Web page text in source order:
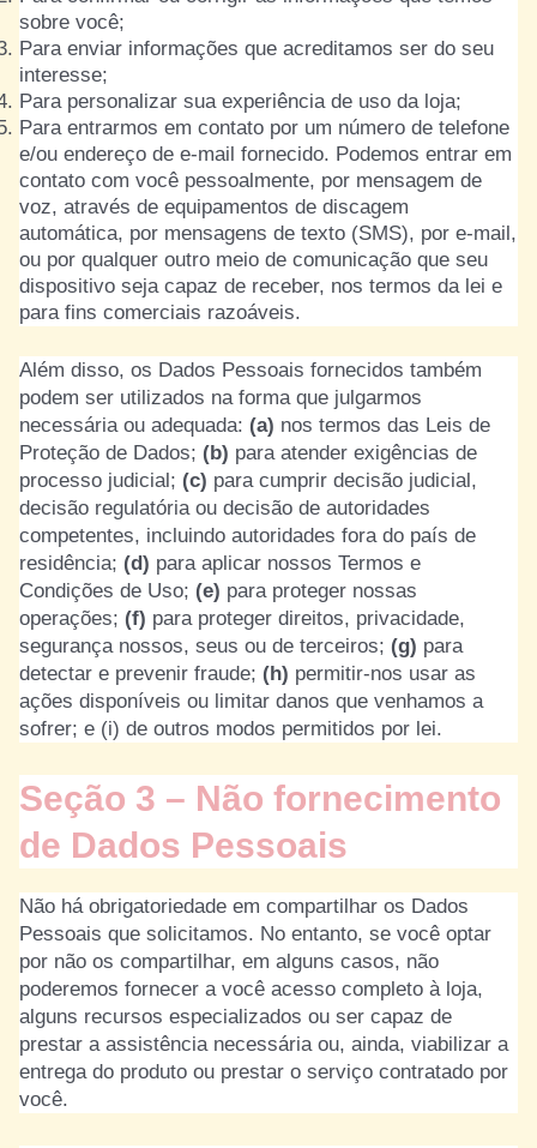
sobre você;
Para enviar informações que acreditamos ser do seu
interesse;
Para personalizar sua experiência de uso da loja;
Para entrarmos em contato por um número de telefone
e/ou endereço de e-mail fornecido. Podemos entrar em
contato com você pessoalmente, por mensagem de
voz, através de equipamentos de discagem
automática, por mensagens de texto (SMS), por e-mail,
ou por qualquer outro meio de comunicação que seu
dispositivo seja capaz de receber, nos termos da lei e
para fins comerciais razoáveis.
Além disso, os Dados Pessoais fornecidos também
podem ser utilizados na forma que julgarmos
necessária ou adequada: (a) nos termos das Leis de
Proteção de Dados; (b) para atender exigências de
processo judicial; (c) para cumprir decisão judicial,
decisão regulatória ou decisão de autoridades
competentes, incluindo autoridades fora do país de
residência; (d) para aplicar nossos Termos e
Condições de Uso; (e) para proteger nossas
operações; (f) para proteger direitos, privacidade,
segurança nossos, seus ou de terceiros; (g) para
detectar e prevenir fraude; (h) permitir-nos usar as
ações disponíveis ou limitar danos que venhamos a
sofrer; e (i) de outros modos permitidos por lei.
Seção 3 – Não fornecimento
de Dados Pessoais
Não há obrigatoriedade em compartilhar os Dados
Pessoais que solicitamos. No entanto, se você optar
por não os compartilhar, em alguns casos, não
poderemos fornecer a você acesso completo à loja,
alguns recursos especializados ou ser capaz de
prestar a assistência necessária ou, ainda, viabilizar a
entrega do produto ou prestar o serviço contratado por
você.